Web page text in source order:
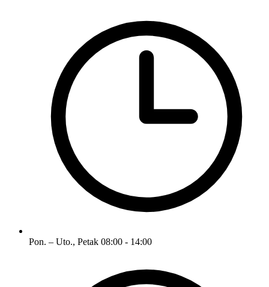
Pon. – Uto., Petak 08:00 - 14:00